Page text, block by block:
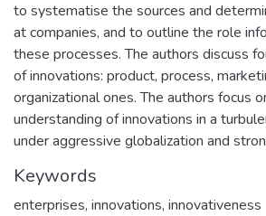
to systematise the sources and
at companies, and to outline the role
these processes. The authors discuss
of innovations: product, process,
organizational ones. The authors focus
understanding of innovations in a
under aggressive globalization and
Keywords
enterprises, innovations, innovativeness